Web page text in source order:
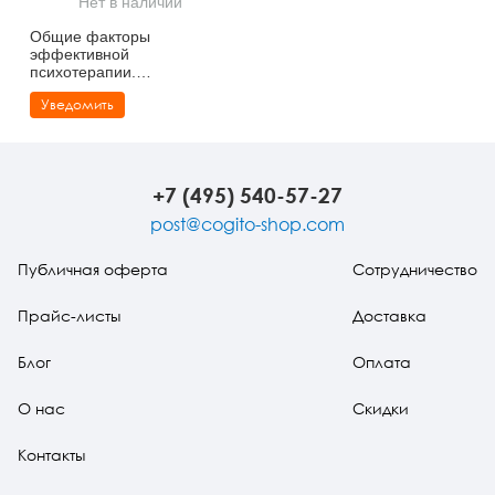
Сказкотерапия
Другие направления психотерапии
Психофизиология
Социальная психология
Учебная литература
Классический и юнгианский психоанализ
Общие факторы
эффективной
психотерапии.
Комплексный подход к
лечению
Уведомить
+7 (495) 540-57-27
post@cogito-shop.com
Публичная оферта
Прайс-листы
Блог
О нас
Контакты
Сотрудничество
Доставка
Оплата
Скидки